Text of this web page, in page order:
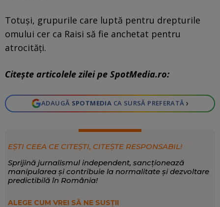
Totuşi, grupurile care luptă pentru drepturile
omului cer ca Raisi să fie anchetat pentru
atrocităţi.
Citește articolele zilei pe SpotMedia.ro:
ADAUGĂ SPOTMEDIA CA SURSĂ PREFERATĂ ›
EȘTI CEEA CE CITEȘTI, CITEȘTE RESPONSABIL!
Sprijină jurnalismul independent, sancționează
manipularea și contribuie la normalitate și dezvoltare
predictibilă în România!
ALEGE CUM VREI SĂ NE SUSȚII